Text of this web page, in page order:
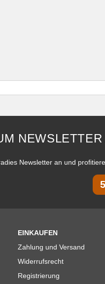
Newsletter an und
EINKAUFEN
Zahlung und Versand
Widerrufsrecht
Registrierung